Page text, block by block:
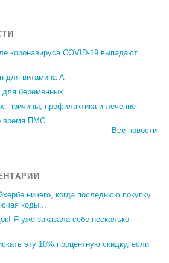
коронавируса COVID-19 выпадают
для витамина А
беременных
причины, профилактика и лечение
время ПМС
Все новости
ничего, когда последнюю покупку
коды...
Я уже заказала себе несколько
эту 10% процентную скидку, если